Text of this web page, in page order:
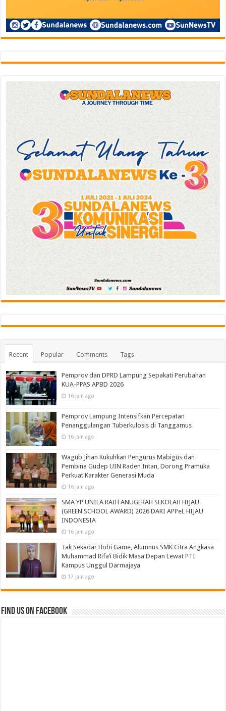
Recent Popular Comments Tags
Pemprov dan DPRD Lampung Sepakati Perubahan
KUA-PPAS APBD 2026
16 jam ago
Pemprov Lampung Intensifkan Percepatan
Penanggulangan Tuberkulosis di Tanggamus
16 jam ago
Wagub Jihan Kukuhkan Pengurus Mabigus dan
Pembina Gudep UIN Raden Intan, Dorong Pramuka
Perkuat Karakter Generasi Muda
16 jam ago
SMA YP UNILA RAIH ANUGERAH SEKOLAH HIJAU
(GREEN SCHOOL AWARD) 2026 DARI APPeL HIJAU
INDONESIA
16 jam ago
Tak Sekadar Hobi Game, Alumnus SMK Citra Angkasa
Muhammad Rifa’i Bidik Masa Depan Lewat PTI
Kampus Unggul Darmajaya
17 jam ago
Find us on Facebook